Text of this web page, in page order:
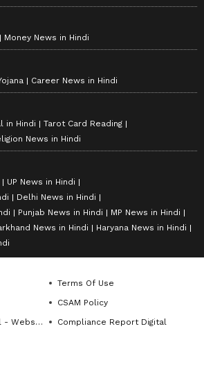
Money News in Hindi
Career News in Hindi
in Hindi
Tarot Card Reading
News in Hindi
UP News in Hindi
Delhi News in Hindi
Punjab News in Hindi
MP News in Hindi
News in Hindi
Haryana News in Hindi
Terms Of Use
CSAM Policy
Website
Compliance Report Digital